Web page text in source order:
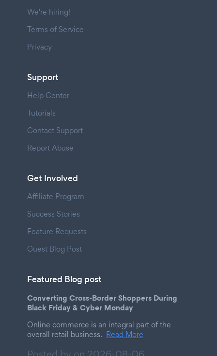
We're hiring!
Terms of Service
Privacy
Support
Help Center
Tutorials
Contact Support
Report Abuse
Get Involved
Affiliate Program
Success Stories
Feature Requests
Guest Blog Post
Featured Blog post
Converting Cross-Border Shoppers During
Black Friday & Cyber Monday
Online commerce is an integral part of the
overall retail business. Read More